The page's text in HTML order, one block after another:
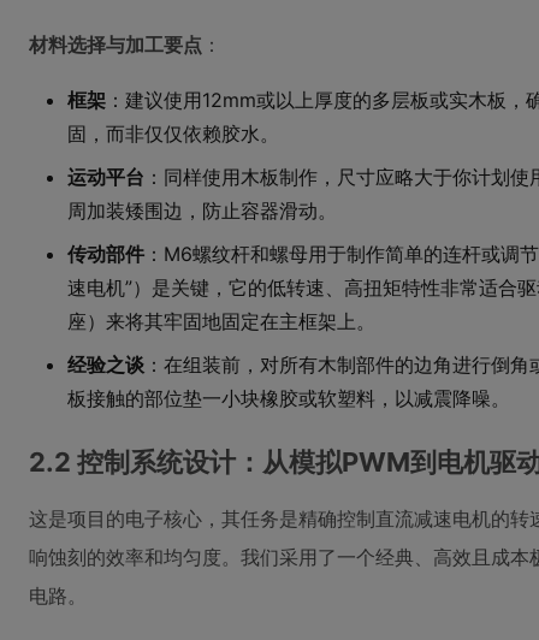
材料选择与加工要点 ：
框架 ：建议使用12mm或以上厚度的多层板或实木板
固，而非仅仅依赖胶水。
运动平台 ：同样使用木板制作，尺寸应略大于你计划
周加装矮围边，防止容器滑动。
传动部件 ：M6螺纹杆和螺母用于制作简单的连杆或调
速电机”）是关键，它的低转速、高扭矩特性非常适合
座）来将其牢固地固定在主框架上。
经验之谈 ：在组装前，对所有木制部件的边角进行倒
板接触的部位垫一小块橡胶或软塑料，以减震降噪。
2.2 控制系统设计：从模拟PWM到电机驱
这是项目的电子核心，其任务是精确控制直流减速电机的
响蚀刻的效率和均匀度。我们采用了一个经典、高效且成
电路。